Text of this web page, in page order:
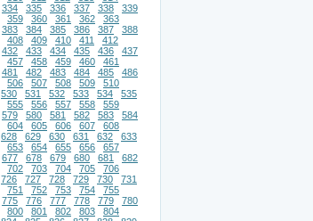
334 335 336 337 338
339
359 360 361 362
363
383 384 385 386 387
388
408 409 410 411
412
432 433 434 435 436
437
457 458 459 460
461
481 482 483 484 485
486
506 507 508 509
510
530 531 532 533 534
535
555 556 557 558
559
579 580 581 582 583
584
604 605 606 607
608
628 629 630 631 632
633
653 654 655 656
657
677 678 679 680 681
682
702 703 704 705
706
726 727 728 729 730
731
751 752 753 754
755
775 776 777 778 779
780
800 801 802 803
804